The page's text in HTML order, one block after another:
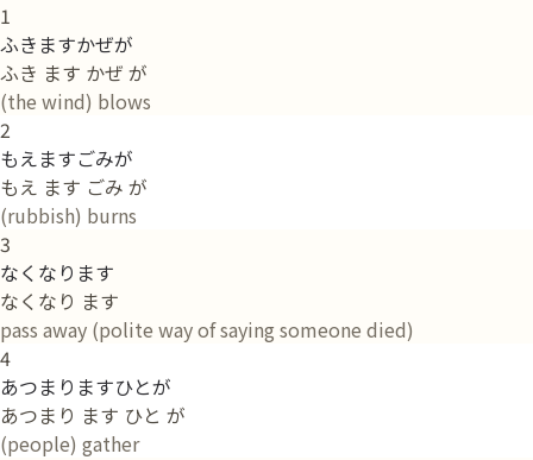
1
ふきますかぜが
ふき ます かぜ が
(the wind) blows
2
もえますごみが
もえ ます ごみ が
(rubbish) burns
3
なくなります
なくなり ます
pass away (polite way of saying someone died)
4
あつまりますひとが
あつまり ます ひと が
(people) gather